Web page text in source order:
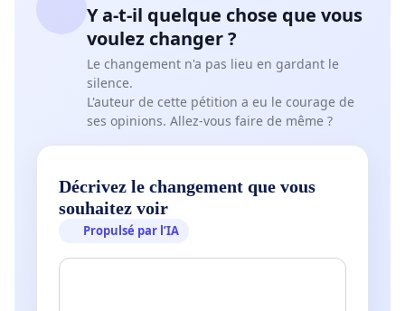
Y a-t-il quelque chose que vous
voulez changer ?
Le changement n'a pas lieu en gardant le
silence.
L'auteur de cette pétition a eu le courage de
ses opinions. Allez-vous faire de même ?
Décrivez le changement que vous
souhaitez voir
Propulsé par l’IA